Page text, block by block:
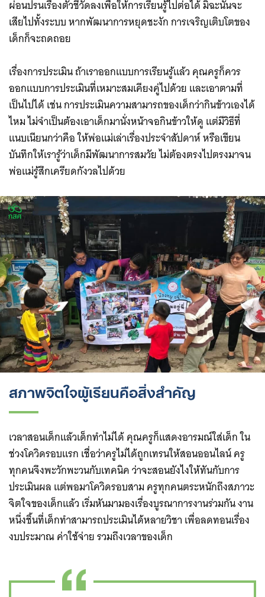
Search
for:
ผ่อนปรนเรื่องตัวชี้วัดลงเพื่อให้การเรียนรู้ไปต่อได้ มิฉะนั้นจะ
เสียไปทั้งระบบ หากพัฒนาการหยุดชะงัก การเจริญเติบโตของ
เด็กก็จะถดถอย
เรื่องการประเมิน ถ้าเราออกแบบการเรียนรู้แล้ว คุณครูก็ควร
ออกแบบการประเมินที่เหมาะสมเคียงคู่ไปด้วย และเอาตามที่
เป็นไปได้ เช่น การประเมินความสามารถของเด็กว่ากินข้าวเองได้
ไหม ไม่จำเป็นต้องเอาเด็กมานั่งหน้าจอกินข้าวให้ดู แต่มีวิธีที่
แนบเนียนกว่าคือ ให้พ่อแม่เล่าเรื่องประจำสัปดาห์ หรือเขียน
บันทึกให้เรารู้ว่าเด็กมีพัฒนาการสมวัย ไม่ต้องตรงไปตรงมาจน
พ่อแม่รู้สึกเครียดกังวลไปด้วย
สภาพจิตใจผู้เรียนคือสิ่งสำคัญ
เวลาสอนเด็กแล้วเด็กทำไม่ได้ คุณครูก็แสดงอารมณ์ใส่เด็ก ใน
ช่วงโควิดรอบแรก เชื่อว่าครูไม่ได้ถูกเทรนให้สอนออนไลน์ ครู
ทุกคนจึงพะวักพะวนกับเทคนิค ว่าจะสอนยังไงให้ทันกับการ
ประเมินผล แต่พอมาโควิดรอบสาม ครูทุกคนตระหนักถึงสภาวะ
จิตใจของเด็กแล้ว เริ่มหันมามองเรื่องบูรณาการงานร่วมกัน งาน
หนึ่งชิ้นที่เด็กทำสามารถประเมินได้หลายวิชา เพื่อลดทอนเรื่อง
งบประมาณ ค่าใช้จ่าย รวมถึงเวลาของเด็ก